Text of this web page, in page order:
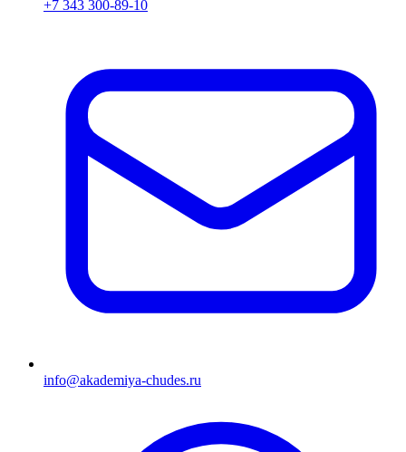
+7 343 300-89-10
info@akademiya-chudes.ru